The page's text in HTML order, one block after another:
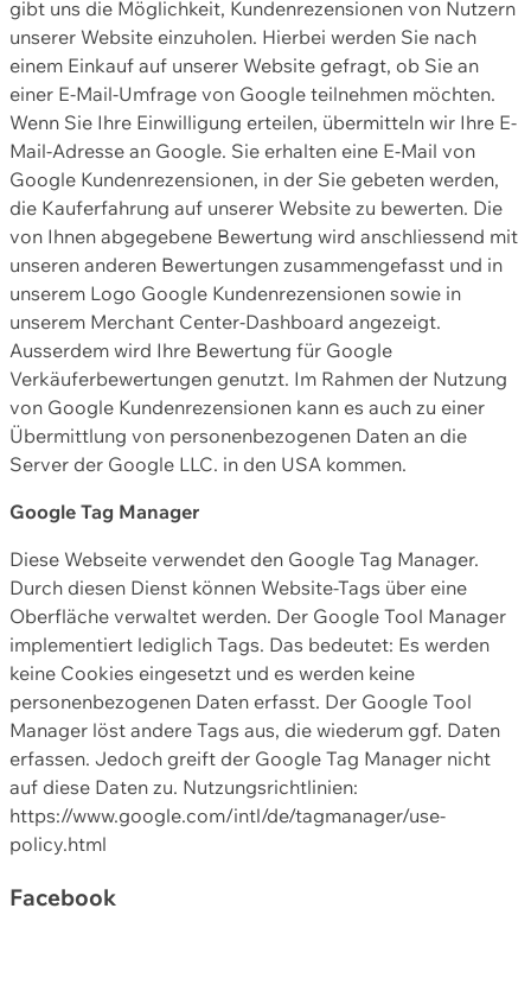
gibt uns die Möglichkeit, Kundenrezensionen von Nutzern
unserer Website einzuholen. Hierbei werden Sie nach
einem Einkauf auf unserer Website gefragt, ob Sie an
einer E-Mail-Umfrage von Google teilnehmen möchten.
Wenn Sie Ihre Einwilligung erteilen, übermitteln wir Ihre E-
Mail-Adresse an Google. Sie erhalten eine E-Mail von
Google Kundenrezensionen, in der Sie gebeten werden,
die Kauferfahrung auf unserer Website zu bewerten. Die
von Ihnen abgegebene Bewertung wird anschliessend mit
unseren anderen Bewertungen zusammengefasst und in
unserem Logo Google Kundenrezensionen sowie in
unserem Merchant Center-Dashboard angezeigt.
Ausserdem wird Ihre Bewertung für Google
Verkäuferbewertungen genutzt. Im Rahmen der Nutzung
von Google Kundenrezensionen kann es auch zu einer
Übermittlung von personenbezogenen Daten an die
Server der Google LLC. in den USA kommen.
Google Tag Manager
Diese Webseite verwendet den Google Tag Manager.
Durch diesen Dienst können Website-Tags über eine
Oberfläche verwaltet werden. Der Google Tool Manager
implementiert lediglich Tags. Das bedeutet: Es werden
keine Cookies eingesetzt und es werden keine
personenbezogenen Daten erfasst. Der Google Tool
Manager löst andere Tags aus, die wiederum ggf. Daten
erfassen. Jedoch greift der Google Tag Manager nicht
auf diese Daten zu. Nutzungsrichtlinien:
https://www.google.com/intl/de/tagmanager/use-
policy.html
Facebook